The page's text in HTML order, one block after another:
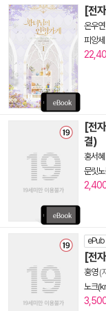
[전
온우연
피앙세
[전
결)
홍서혜
문릿
ePub
[전
홍영(
노크